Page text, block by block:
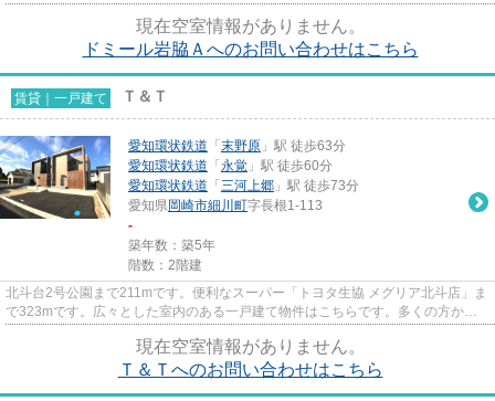
現在空室情報がありません。
ドミール岩脇Ａへのお問い合わせはこちら
賃貸｜一戸建て Ｔ＆Ｔ
愛知環状鉄道 「 末野原 」駅 徒歩63分
愛知環状鉄道 「 永覚 」駅 徒歩60分
愛知環状鉄道 「 三河上郷 」駅 徒歩73分
愛知県岡崎市細川町字長根1-113
-
築年数：築5年
階数：2階建
北斗台2号公園まで211mです。便利なスーパー「トヨタ生協 メグリア北斗店」ま
で323mです。広々とした室内のある一戸建て物件はこちらです。多くの方から
現在空室情報がありません。
Ｔ＆Ｔへのお問い合わせはこちら